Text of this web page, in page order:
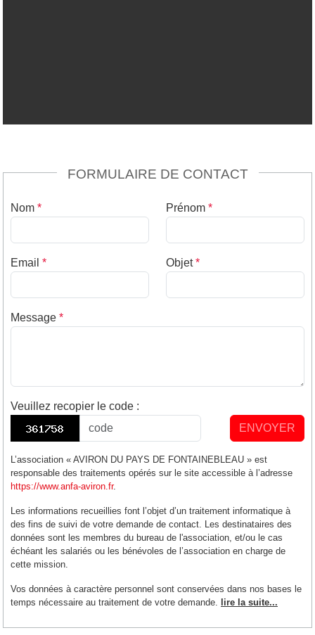
FORMULAIRE DE CONTACT
Nom * Prénom *
Email * Objet*
Message *
Veuillez recopier le code :
ENVOYER
L’association « AVIRON DU PAYS DE FONTAINEBLEAU » est
responsable des traitements opérés sur le site accessible à l’adresse
https://www.anfa-aviron.fr.
Les informations recueillies font l’objet d’un traitement informatique à
des fins de suivi de votre demande de contact. Les destinataires des
données sont les membres du bureau de l'association, et/ou le cas
échéant les salariés ou les bénévoles de l’association en charge de
cette mission.
Vos données à caractère personnel sont conservées dans nos bases le
temps nécessaire au traitement de votre demande. lire la suite...